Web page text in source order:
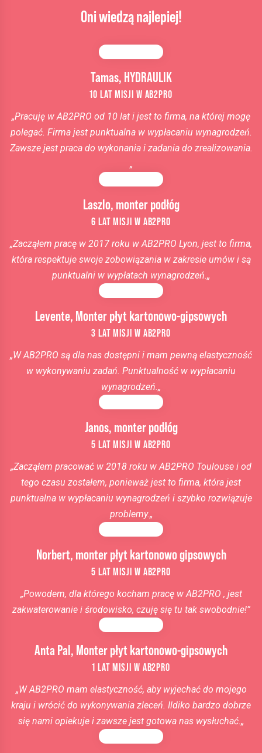
Oni wiedzą najlepiej!
Tamas, HYDRAULIK
10 LAT MISJI W AB2PRO
„Pracuję w AB2PRO od 10 lat i jest to firma, na której mogę
polegać. Firma jest punktualna w wypłacaniu wynagrodzeń.
Zawsze jest praca do wykonania i zadania do zrealizowania.
„
Laszlo, monter podłóg
6 LAT MISJI W AB2PRO
„Zacząłem pracę w 2017 roku w AB2PRO Lyon, jest to firma,
która respektuje swoje zobowiązania w zakresie umów i są
punktualni w wypłatach wynagrodzeń.„
Levente, Monter płyt kartonowo-gipsowych
3 LAT MISJI W AB2PRO
„W AB2PRO są dla nas dostępni i mam pewną elastyczność
w wykonywaniu zadań. Punktualność w wypłacaniu
wynagrodzeń.„
Janos, monter podłóg
5 LAT MISJI W AB2PRO
„Zacząłem pracować w 2018 roku w AB2PRO Toulouse i od
tego czasu zostałem, ponieważ jest to firma, która jest
punktualna w wypłacaniu wynagrodzeń i szybko rozwiązuje
problemy.„
Norbert, monter płyt kartonowo gipsowych
5 LAT MISJI W AB2PRO
„Powodem, dla którego kocham pracę w AB2PRO , jest
zakwaterowanie i środowisko, czuję się tu tak swobodnie!”
Anta Pal, Monter płyt kartonowo-gipsowych
1 LAT MISJI W AB2PRO
„W AB2PRO mam elastyczność, aby wyjechać do mojego
kraju i wrócić do wykonywania zleceń. Ildiko bardzo dobrze
się nami opiekuje i zawsze jest gotowa nas wysłuchać.„